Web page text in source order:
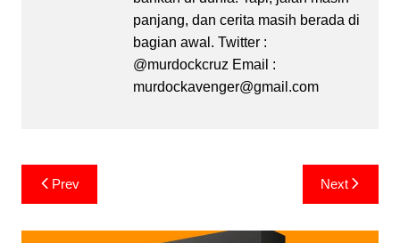
panjang, dan cerita masih berada di
bagian awal. Twitter :
@murdockcruz Email :
murdockavenger@gmail.com
Post
navigation
Prev Next